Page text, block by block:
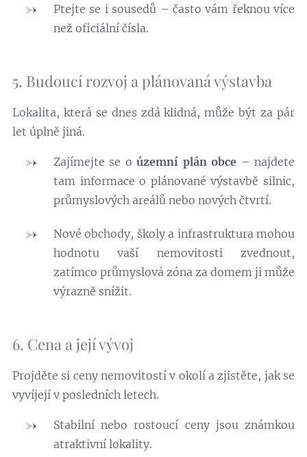
Ptejte se i sousedů – často vám řeknou více
než oficiální čísla.
5. Budoucí rozvoj a plánovaná výstavba
Lokalita, která se dnes zdá klidná, může být za pár
let úplně jiná.
Zajímejte se oúzemní plán obce – najdete
tam informace o plánované výstavbě silnic,
průmyslových areálů nebo nových čtvrtí.
Nové obchody, školy a infrastruktura mohou
hodnotu vaší nemovitosti zvednout,
zatímco průmyslová zóna za domem ji může
výrazně snížit.
6. Cena a její vývoj
Projděte si ceny nemovitostí v okolí a zjistěte, jak se
vyvíjejí v posledních letech.
Stabilní nebo rostoucí ceny jsou známkou
atraktivní lokality.